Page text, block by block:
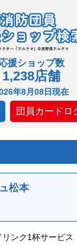
援ショップ数
1,238店舗
年8月08日現在
団員カードロ
松本
リンク1杯サービス